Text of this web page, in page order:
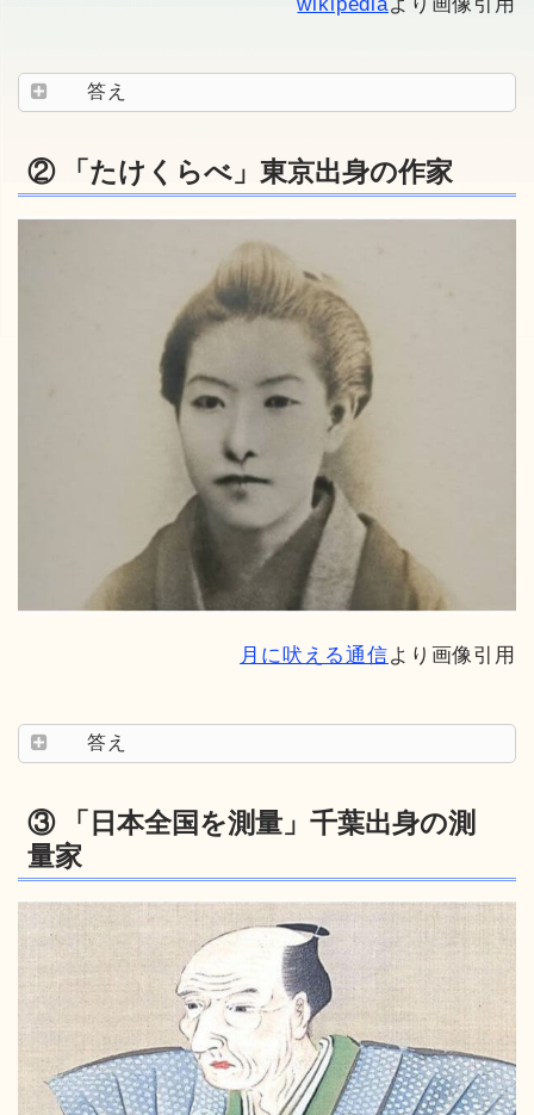
wikipediaより画像引用
答え
② 「たけくらべ」東京出身の作家
月に吠える通信より画像引用
答え
③ 「日本全国を測量」千葉出身の測
量家